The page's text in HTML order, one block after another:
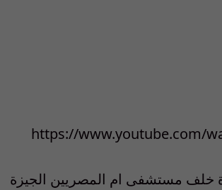
https://www.youtube.com/
خلف مستشفى ام المصريين الجيزة